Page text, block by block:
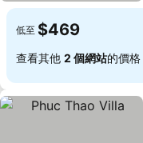
低至 $469
查看其他 2 個網站的價格